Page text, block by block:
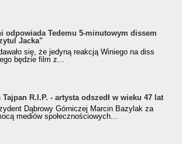
odpowiada Tedemu 5-minutowym dissem
Jacka"
się, że jedyną reakcją Winiego na diss
będzie film z...
Tajpan R.I.P. - artysta odszedł w wieku 47 lat
Dąbrowy Górniczej Marcin Bazylak za
mediów społecznościowych...